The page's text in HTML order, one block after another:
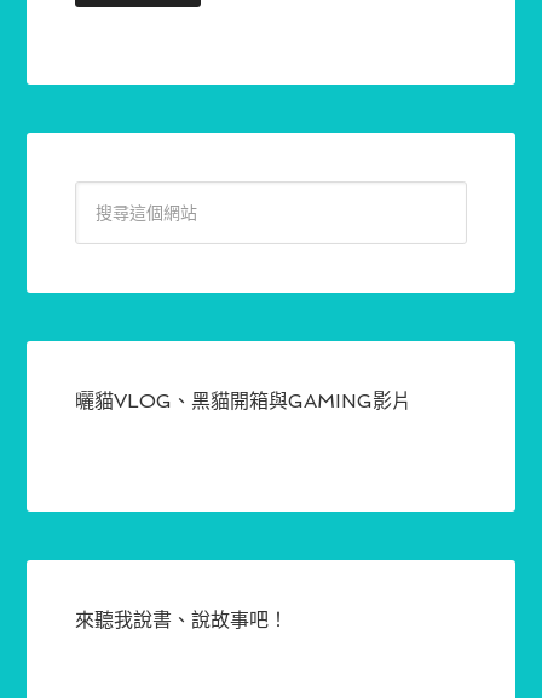
曬貓VLOG、黑貓開箱與GAMING影片
來聽我說書、說故事吧！